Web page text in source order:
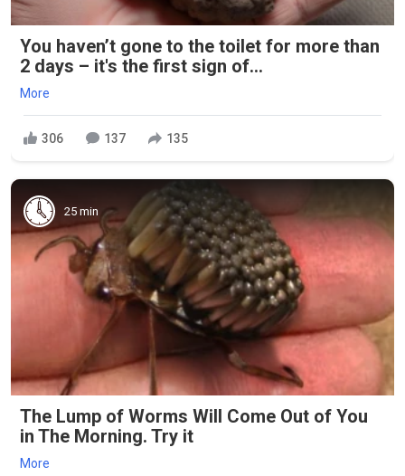
You haven’t gone to the toilet for more than
2 days – it's the first sign of...
More
306 137 135
25 min
The Lump of Worms Will Come Out of You
in The Morning. Try it
More